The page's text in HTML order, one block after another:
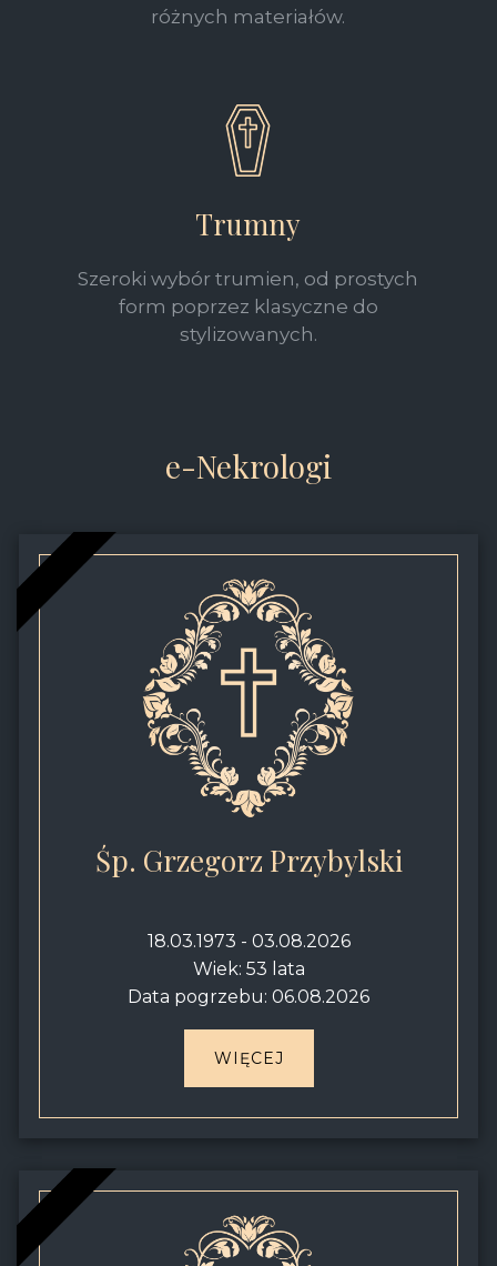
różnych materiałów.
Trumny
Szeroki wybór trumien, od prostych
form poprzez klasyczne do
stylizowanych.
e-Nekrologi
Śp. Grzegorz Przybylski
18.03.1973 - 03.08.2026
Wiek: 53 lata
Data pogrzebu: 06.08.2026
WIĘCEJ